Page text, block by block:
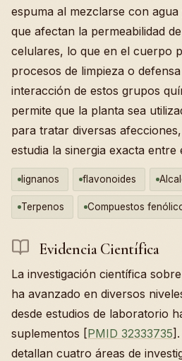
espuma al mezclarse con
que afectan la permeabilidad
celulares, lo que en el cuerpo
procesos de limpieza o
interacción de estos grupos
permite que la planta sea
para tratar diversas
estudia la sinergia exacta entre
lignanos flavonoides
Terpenos Compuestos
Evidencia Científica
La investigación científica
ha avanzado en diversos
desde estudios de laboratorio
suplementos [PMID 32333735
detallan cuatro áreas de